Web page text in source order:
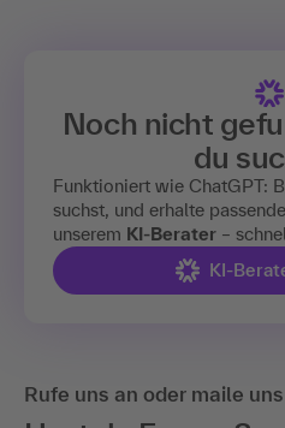
Noch nicht
du
Funktioniert wie ChatGPT:
suchst, und erhalte
unserem KI-Berater –
KI-
Rufe uns an oder maile uns